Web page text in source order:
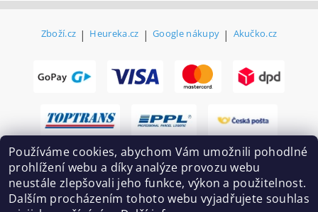
Zboží.cz | Heureka.cz | Google nákupy | Akučko.cz
Používáme cookies, abychom Vám umožnili pohodlné
prohlížení webu a díky analýze provozu webu
neustále zlepšovali jeho funkce, výkon a použitelnost.
Dalším procházením tohoto webu vyjadřujete souhlas